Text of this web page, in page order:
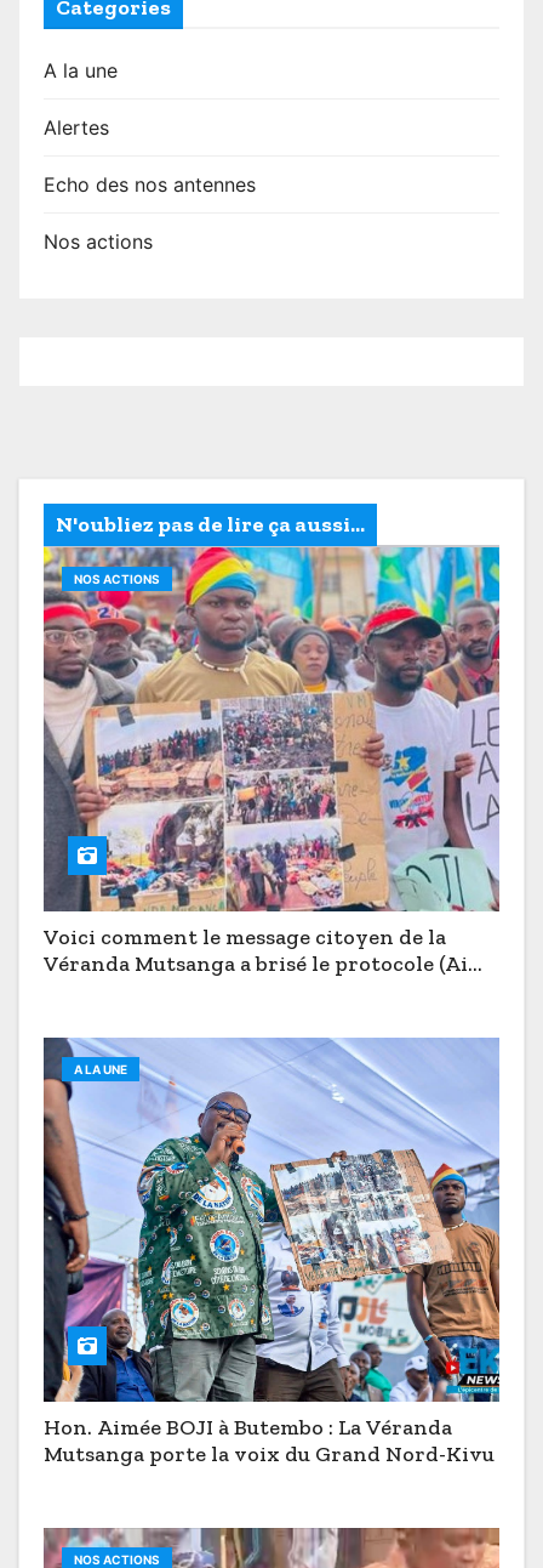
Categories
A la une
Alertes
Echo des nos antennes
Nos actions
N'oubliez pas de lire ça aussi...
NOS ACTIONS
Voici comment le message citoyen de la
Véranda Mutsanga a brisé le protocole (Aimé
A LA UNE
Hon. Aimée BOJI à Butembo : La Véranda
Mutsanga porte la voix du Grand Nord-Kivu
NOS ACTIONS